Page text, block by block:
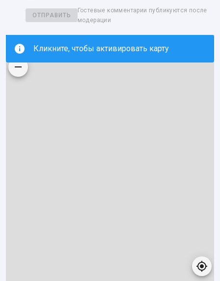
ОТПРАВИТЬ
Гостевые комментарии публикуются после
модерации
Кликните, чтобы активировать карту